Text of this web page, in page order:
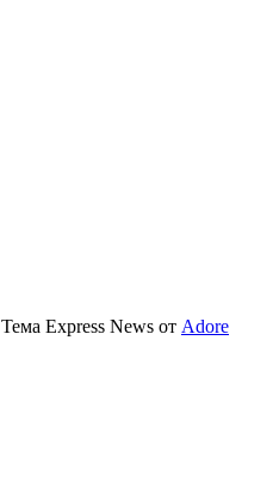
Тема Express News от Adore